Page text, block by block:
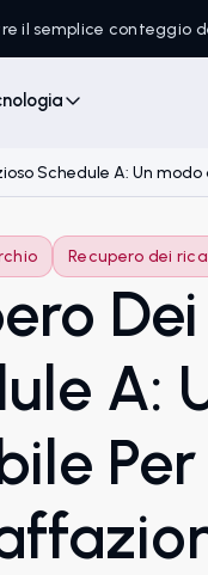
il semplice conteggio
Schedule A: Un
Recupero dei
A: